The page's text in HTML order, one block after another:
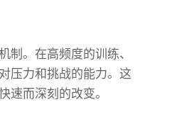
。在高频度的训练、
压力和挑战的能力。这
而深刻的改变。